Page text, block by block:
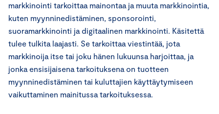
markkinointi tarkoittaa mainontaa ja muuta markkinointia,
kuten myynninedistäminen, sponsorointi,
suoramarkkinointi ja digitaalinen markkinointi. Käsitettä
tulee tulkita laajasti. Se tarkoittaa viestintää, jota
markkinoija itse tai joku hänen lukuunsa harjoittaa, ja
jonka ensisijaisena tarkoituksena on tuotteen
myynninedistäminen tai kuluttajien käyttäytymiseen
vaikuttaminen mainitussa tarkoituksessa.